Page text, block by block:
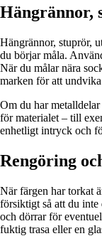
Hängrännor,
Hängrännor, stuprör,
du börjar måla.
När du målar nära
marken för att
Om du har metalldelar
för materialet – till
enhetligt intryck och
Rengöring
När färgen har torkat
försiktigt så att du
och dörrar för
fuktig trasa eller en